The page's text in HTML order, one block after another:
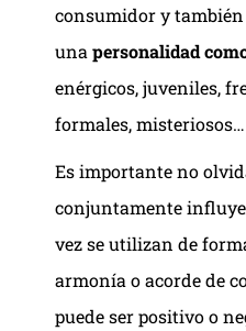
consumidor y
una personalidad
enérgicos, juveniles,
formales, misteriosos…
Es importante no
conjuntamente
vez se utilizan de
armonía o acorde de
puede ser positivo o